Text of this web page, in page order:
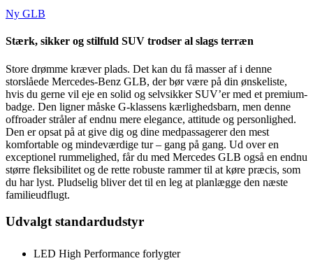
Ny GLB
Stærk, sikker og stilfuld SUV trodser al slags terræn
Store drømme kræver plads. Det kan du få masser af i denne
storslåede Mercedes-Benz GLB, der bør være på din ønskeliste,
hvis du gerne vil eje en solid og selvsikker SUV’er med et premium-
badge. Den ligner måske G-klassens kærlighedsbarn, men denne
offroader stråler af endnu mere elegance, attitude og personlighed.
Den er opsat på at give dig og dine medpassagerer den mest
komfortable og mindeværdige tur – gang på gang. Ud over en
exceptionel rummelighed, får du med Mercedes GLB også en endnu
større fleksibilitet og de rette robuste rammer til at køre præcis, som
du har lyst. Pludselig bliver det til en leg at planlægge den næste
familieudflugt.
Udvalgt standardudstyr
LED High Performance forlygter